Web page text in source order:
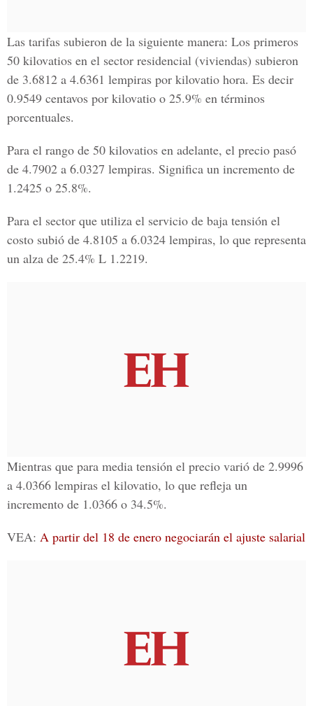
Las tarifas subieron de la siguiente manera: Los primeros
50 kilovatios en el sector residencial (viviendas) subieron
de 3.6812 a 4.6361 lempiras por kilovatio hora. Es decir
0.9549 centavos por kilovatio o 25.9% en términos
porcentuales.
Para el rango de 50 kilovatios en adelante, el precio pasó
de 4.7902 a 6.0327 lempiras. Significa un incremento de
1.2425 o 25.8%.
Para el sector que utiliza el servicio de baja tensión el
costo subió de 4.8105 a 6.0324 lempiras, lo que representa
un alza de 25.4% L 1.2219.
Mientras que para media tensión el precio varió de 2.9996
a 4.0366 lempiras el kilovatio, lo que refleja un
incremento de 1.0366 o 34.5%.
VEA: A partir del 18 de enero negociarán el ajuste salarial